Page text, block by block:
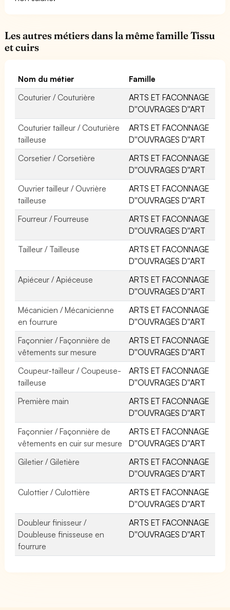
Les autres métiers dans la même famille Tissu
et cuirs
Nom du métier
Famille
Couturier / Couturière
ARTS ET FACONNAGE
D''OUVRAGES D''ART
Couturier tailleur / Couturière
tailleuse
ARTS ET FACONNAGE
D''OUVRAGES D''ART
Corsetier / Corsetière
ARTS ET FACONNAGE
D''OUVRAGES D''ART
Ouvrier tailleur / Ouvrière
tailleuse
ARTS ET FACONNAGE
D''OUVRAGES D''ART
Fourreur / Fourreuse
ARTS ET FACONNAGE
D''OUVRAGES D''ART
Tailleur / Tailleuse
ARTS ET FACONNAGE
D''OUVRAGES D''ART
Apiéceur / Apiéceuse
ARTS ET FACONNAGE
D''OUVRAGES D''ART
Mécanicien / Mécanicienne
en fourrure
ARTS ET FACONNAGE
D''OUVRAGES D''ART
Façonnier / Façonnière de
vêtements sur mesure
ARTS ET FACONNAGE
D''OUVRAGES D''ART
Coupeur-tailleur / Coupeuse-
tailleuse
ARTS ET FACONNAGE
D''OUVRAGES D''ART
Première main
ARTS ET FACONNAGE
D''OUVRAGES D''ART
Façonnier / Façonnière de
vêtements en cuir sur mesure
ARTS ET FACONNAGE
D''OUVRAGES D''ART
Giletier / Giletière
ARTS ET FACONNAGE
D''OUVRAGES D''ART
Culottier / Culottière
ARTS ET FACONNAGE
D''OUVRAGES D''ART
Doubleur finisseur /
Doubleuse finisseuse en
fourrure
ARTS ET FACONNAGE
D''OUVRAGES D''ART